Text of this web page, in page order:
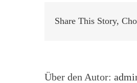
Share This Story,
Über den Autor: